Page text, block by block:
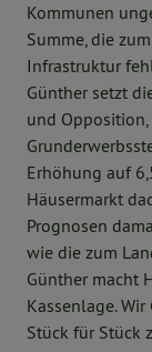
Kommunen
Summe, die
Infrastruktur
Günther setzt
und
Erhöhung auf
Häusermarkt
Prognosen
wie die zum
Günther macht
Kassenlage.
Stück für Stück